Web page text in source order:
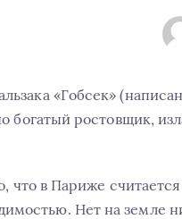
«Гобсек»
богатый ростовщик,
что в Париже считается
Нет на земле